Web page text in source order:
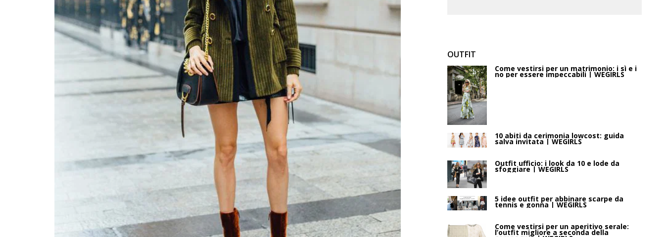
OUTFIT
Come vestirsi per un matrimonio: i sì e i
no per essere impeccabili | WEGIRLS
10 abiti da cerimonia lowcost: guida
salva invitata | WEGIRLS
Outfit ufficio: i look da 10 e lode da
sfoggiare | WEGIRLS
5 idee outfit per abbinare scarpe da
tennis e gonna | WEGIRLS
Come vestirsi per un aperitivo serale:
l’outfit migliore a seconda della